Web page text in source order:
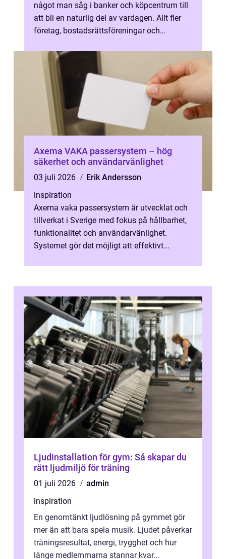
något man såg i banker och köpcentrum till
att bli en naturlig del av vardagen. Allt fler
företag, bostadsrättsföreningar och
Axema VAKA passersystem – hög
säkerhet och användarvänlighet
03 juli 2026
Erik Andersson
inspiration
Axema vaka passersystem är utvecklat och
tillverkat i Sverige med fokus på hållbarhet,
funktionalitet och användarvänlighet.
Systemet gör det möjligt att effektivt...
Ljudinstallation för gym: Så skapar du
rätt ljudmiljö för träning
01 juli 2026
admin
inspiration
En genomtänkt ljudlösning på gymmet gör
mer än att bara spela musik. Ljudet påverkar
träningsresultat, energi, trygghet och hur
länge medlemmarna stannar kvar...